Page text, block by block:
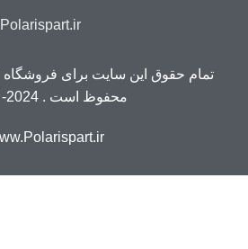
تمام حقوق این سایت برای فروشگاه
محفوظ است . 2024- 2025